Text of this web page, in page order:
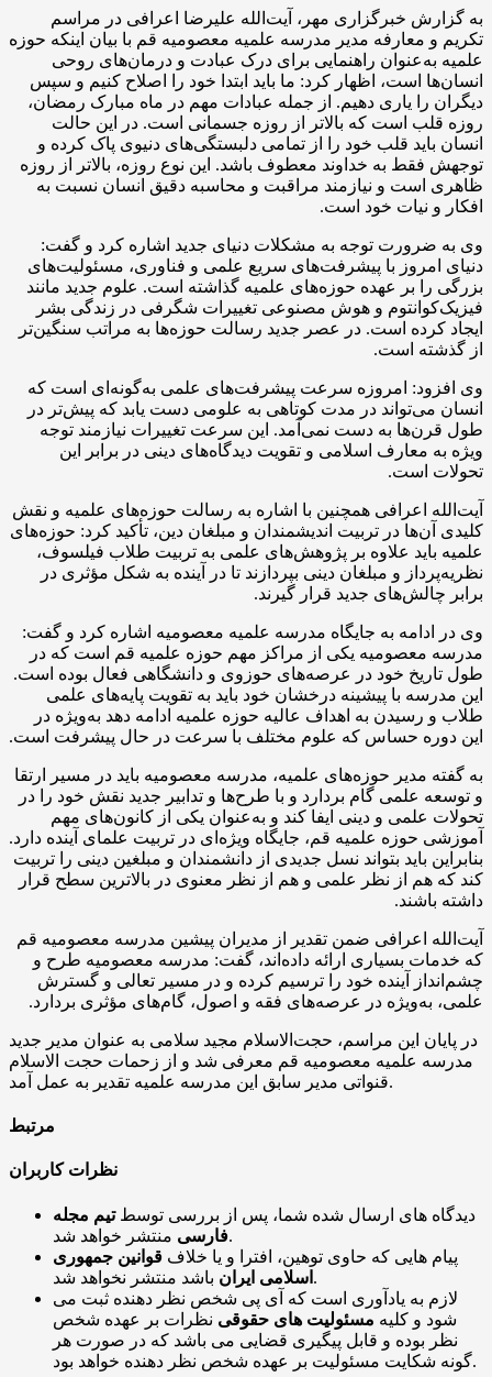
به گزارش خبرگزاری مهر، آیت‌الله علیرضا اعرافی در مراسم
تکریم و معارفه مدیر مدرسه علمیه معصومیه قم با بیان اینکه حوزه
علمیه به‌عنوان راهنمایی برای درک عبادت و درمان‌های روحی
انسان‌ها است، اظهار کرد: ما باید ابتدا خود را اصلاح کنیم و سپس
دیگران را یاری دهیم. از جمله عبادات مهم در ماه مبارک رمضان،
روزه قلب است که بالاتر از روزه جسمانی است. در این حالت
انسان باید قلب خود را از تمامی دلبستگی‌های دنیوی پاک کرده و
توجهش فقط به خداوند معطوف باشد. این نوع روزه، بالاتر از روزه
ظاهری است و نیازمند مراقبت و محاسبه دقیق انسان نسبت به
افکار و نیات خود است.
وی به ضرورت توجه به مشکلات دنیای جدید اشاره کرد و گفت:
دنیای امروز با پیشرفت‌های سریع علمی و فناوری، مسئولیت‌های
بزرگی را بر عهده حوزه‌های علمیه گذاشته است. علوم جدید مانند
فیزیک‌کوانتوم و هوش مصنوعی تغییرات شگرفی در زندگی بشر
ایجاد کرده است. در عصر جدید رسالت حوزه‌ها به مراتب سنگین‌تر
از گذشته است.
وی افزود: امروزه سرعت پیشرفت‌های علمی به‌گونه‌ای است که
انسان می‌تواند در مدت کوتاهی به علومی دست یابد که پیش‌تر در
طول قرن‌ها به دست نمی‌آمد. این سرعت تغییرات نیازمند توجه
ویژه به معارف اسلامی و تقویت دیدگاه‌های دینی در برابر این
تحولات است.
آیت‌الله اعرافی همچنین با اشاره به رسالت حوزه‌های علمیه و نقش
کلیدی آن‌ها در تربیت اندیشمندان و مبلغان دین، تأکید کرد: حوزه‌های
علمیه باید علاوه بر پژوهش‌های علمی به تربیت طلاب فیلسوف،
نظریه‌پرداز و مبلغان دینی بپردازند تا در آینده به شکل مؤثری در
برابر چالش‌های جدید قرار گیرند.
وی در ادامه به جایگاه مدرسه علمیه معصومیه اشاره کرد و گفت:
مدرسه معصومیه یکی از مراکز مهم حوزه علمیه قم است که در
طول تاریخ خود در عرصه‌های حوزوی و دانشگاهی فعال بوده است.
این مدرسه با پیشینه درخشان خود باید به تقویت پایه‌های علمی
طلاب و رسیدن به اهداف عالیه حوزه علمیه ادامه دهد به‌ویژه در
این دوره حساس که علوم مختلف با سرعت در حال پیشرفت است.
به گفته مدیر حوزه‌های علمیه، مدرسه معصومیه باید در مسیر ارتقا
و توسعه علمی گام بردارد و با طرح‌ها و تدابیر جدید نقش خود را در
تحولات علمی و دینی ایفا کند و به‌عنوان یکی از کانون‌های مهم
آموزشی حوزه علمیه قم، جایگاه ویژه‌ای در تربیت علمای آینده دارد.
بنابراین باید بتواند نسل جدیدی از دانشمندان و مبلغین دینی را تربیت
کند که هم از نظر علمی و هم از نظر معنوی در بالاترین سطح قرار
داشته باشند.
آیت‌الله اعرافی ضمن تقدیر از مدیران پیشین مدرسه معصومیه قم
که خدمات بسیاری ارائه داده‌اند، گفت: مدرسه معصومیه طرح و
چشم‌انداز آینده خود را ترسیم کرده و در مسیر تعالی و گسترش
علمی، به‌ویژه در عرصه‌های فقه و اصول، گام‌های مؤثری بردارد.
در پایان این مراسم، حجت‌الاسلام مجید سلامی به عنوان مدیر جدید
مدرسه علمیه معصومیه قم معرفی شد و از زحمات حجت الاسلام
قنواتی مدیر سابق این مدرسه علمیه تقدیر به عمل آمد.
مرتبط
نظرات کاربران
دیدگاه های ارسال شده شما، پس از بررسی توسطتیم مجله
فارسیمنتشر خواهد شد.
پیام هایی که حاوی توهین، افترا و یا خلاف قوانین جمهوری
اسلامی ایران باشد منتشر نخواهد شد.
لازم به یادآوری است که آی پی شخص نظر دهنده ثبت می
شود و کلیه مسئولیت های حقوقی نظرات بر عهده شخص
نظر بوده و قابل پیگیری قضایی می باشد که در صورت هر
گونه شکایت مسئولیت بر عهده شخص نظر دهنده خواهد بود.